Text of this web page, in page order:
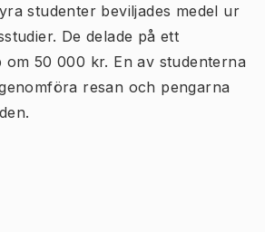
studenter beviljades medel ur
De delade på ett
om 50 000 kr. En av studenterna
resan och pengarna